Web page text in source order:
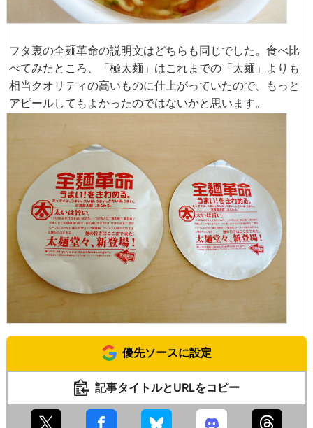
フタ裏の全麺革命の説明文はどちらも同じでした。食べ比
べてみたところ、「極太麺」はこれまでの「太麺」よりも
相当クオリティの高いものに仕上がっていたので、もっと
アピールしてもよかったのではないかと思います。
優先ソースに設定
記事タイトルとURLをコピー